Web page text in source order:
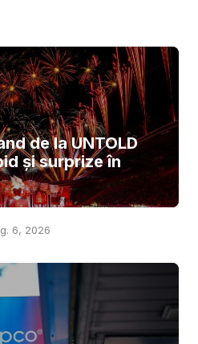
de la UNTOLD
și surprize în
6, 2026